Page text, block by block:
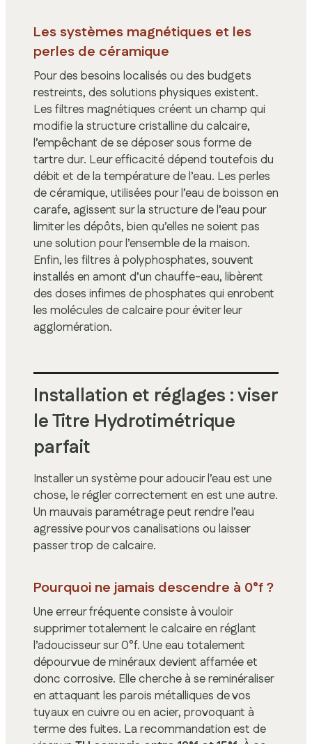
Les systèmes magnétiques et les
perles de céramique
Pour des besoins localisés ou des budgets
restreints, des solutions physiques existent.
Les filtres magnétiques créent un champ qui
modifie la structure cristalline du calcaire,
l’empêchant de se déposer sous forme de
tartre dur. Leur efficacité dépend toutefois du
débit et de la température de l’eau. Les perles
de céramique, utilisées pour l’eau de boisson en
carafe, agissent sur la structure de l’eau pour
limiter les dépôts, bien qu’elles ne soient pas
une solution pour l’ensemble de la maison.
Enfin, les filtres à polyphosphates, souvent
installés en amont d’un chauffe-eau, libèrent
des doses infimes de phosphates qui enrobent
les molécules de calcaire pour éviter leur
agglomération.
Installation et réglages : viser
le Titre Hydrotimétrique
parfait
Installer un système pour adoucir l’eau est une
chose, le régler correctement en est une autre.
Un mauvais paramétrage peut rendre l’eau
agressive pour vos canalisations ou laisser
passer trop de calcaire.
Pourquoi ne jamais descendre à 0°f ?
Une erreur fréquente consiste à vouloir
supprimer totalement le calcaire en réglant
l’adoucisseur sur 0°f. Une eau totalement
dépourvue de minéraux devient affamée et
donc corrosive. Elle cherche à se reminéraliser
en attaquant les parois métalliques de vos
tuyaux en cuivre ou en acier, provoquant à
terme des fuites. La recommandation est de